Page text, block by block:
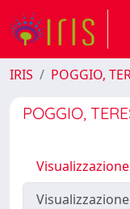
IRIS POGGIO,
POGGIO,